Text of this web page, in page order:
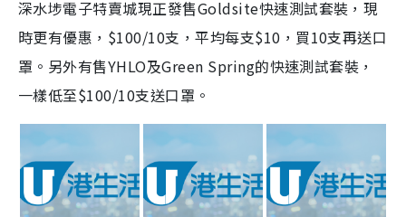
深水埗電子特賣城現正發售Goldsite快速測試套裝，現
時更有優惠，$100/10支，平均每支$10，買10支再送口
罩。另外有售YHLO及Green Spring的快速測試套裝，
一樣低至$100/10支送口罩。